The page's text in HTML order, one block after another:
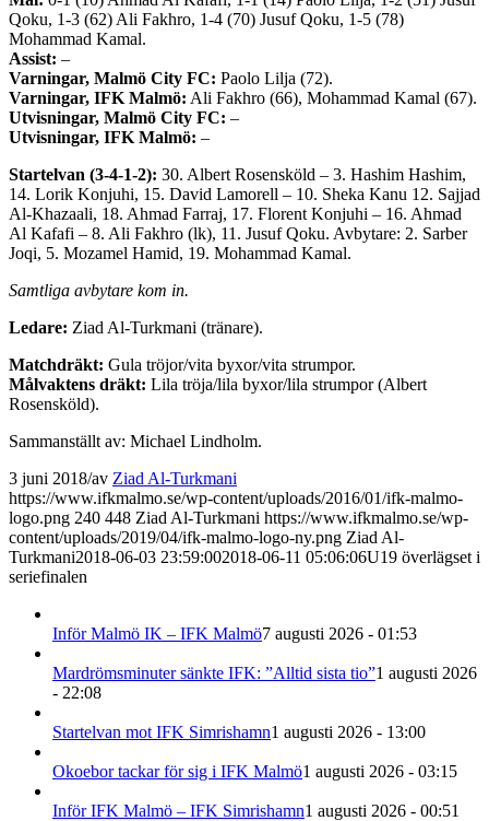
Qoku, 1-3 (62) Ali Fakhro, 1-4 (70) Jusuf Qoku, 1-5 (78)
Mohammad Kamal.
Assist: –
Varningar, Malmö City FC: Paolo Lilja (72).
Varningar, IFK Malmö: Ali Fakhro (66), Mohammad Kamal (67).
Utvisningar, Malmö City FC: –
Utvisningar, IFK Malmö: –
Startelvan (3-4-1-2): 30. Albert Rosensköld – 3. Hashim Hashim,
14. Lorik Konjuhi, 15. David Lamorell – 10. Sheka Kanu 12. Sajjad
Al-Khazaali, 18. Ahmad Farraj, 17. Florent Konjuhi – 16. Ahmad
Al Kafafi – 8. Ali Fakhro (lk), 11. Jusuf Qoku. Avbytare: 2. Sarber
Joqi, 5. Mozamel Hamid, 19. Mohammad Kamal.
Samtliga avbytare kom in.
Ledare: Ziad Al-Turkmani (tränare).
Matchdräkt: Gula tröjor/vita byxor/vita strumpor.
Målvaktens dräkt: Lila tröja/lila byxor/lila strumpor (Albert
Rosensköld).
Sammanställt av: Michael Lindholm.
3 juni 2018/av Ziad Al-Turkmani
https://www.ifkmalmo.se/wp-content/uploads/2016/01/ifk-malmo-
logo.png 240 448 Ziad Al-Turkmani https://www.ifkmalmo.se/wp-
content/uploads/2019/04/ifk-malmo-logo-ny.png Ziad Al-
Turkmani2018-06-03 23:59:002018-06-11 05:06:06U19 överlägset i
seriefinalen
Inför Malmö IK – IFK Malmö7 augusti 2026 - 01:53
Mardrömsminuter sänkte IFK: ”Alltid sista tio”1 augusti 2026
- 22:08
Startelvan mot IFK Simrishamn1 augusti 2026 - 13:00
Okoebor tackar för sig i IFK Malmö1 augusti 2026 - 03:15
Inför IFK Malmö – IFK Simrishamn1 augusti 2026 - 00:51